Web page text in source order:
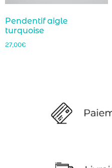
Pendentif aigle
turquoise
27,00€